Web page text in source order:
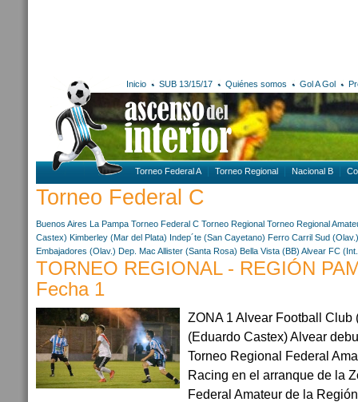
Inicio SUB 13/15/17 Quiénes somos Gol A Gol
Torneo Federal A Torneo Regional Nacional B
Torneo Federal C
Buenos Aires La Pampa Torneo Federal C Torneo Regional Torneo Regional
Castex) Kimberley (Mar del Plata) Indep´te (San Cayetano) Ferro Carril Sud (Olav.)
Embajadores (Olav.) Dep. Mac Allister (Santa Rosa) Bella Vista (BB) Alvear FC
TORNEO REGIONAL - REGIÓN
Fecha 1
ZONA 1 Alvear Football Club
(Eduardo Castex) Alvear
Torneo Regional Federal
Racing en el arranque de la
Federal Amateur de la